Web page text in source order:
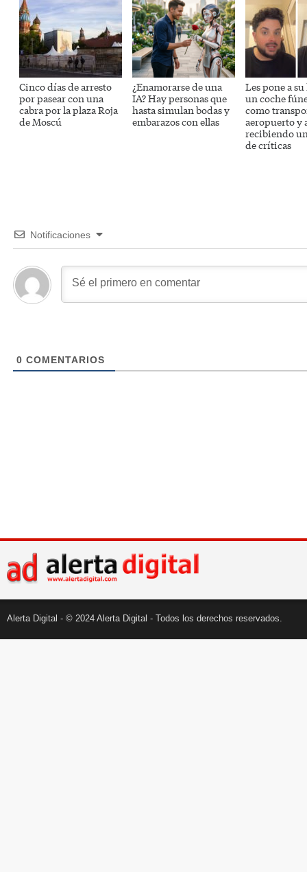
Cinco días de arresto
por pasear con una
cabra por la plaza Roja
de Moscú
¿Enamorarse de una
IA? Hay personas que
hasta simulan bodas y
embarazos con ellas
Les pone a
un coche
como
aeropuerto y
recibiendo
de críticas
Notificaciones
0 COMENTARIOS
Alerta Digital - © 2024 Alerta Digital - Todos los derechos reservados.